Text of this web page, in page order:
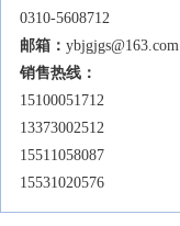
0310-5608712
邮箱： ybjgjgs@163.com
销售热线：
15100051712
13373002512
15511058087
15531020576